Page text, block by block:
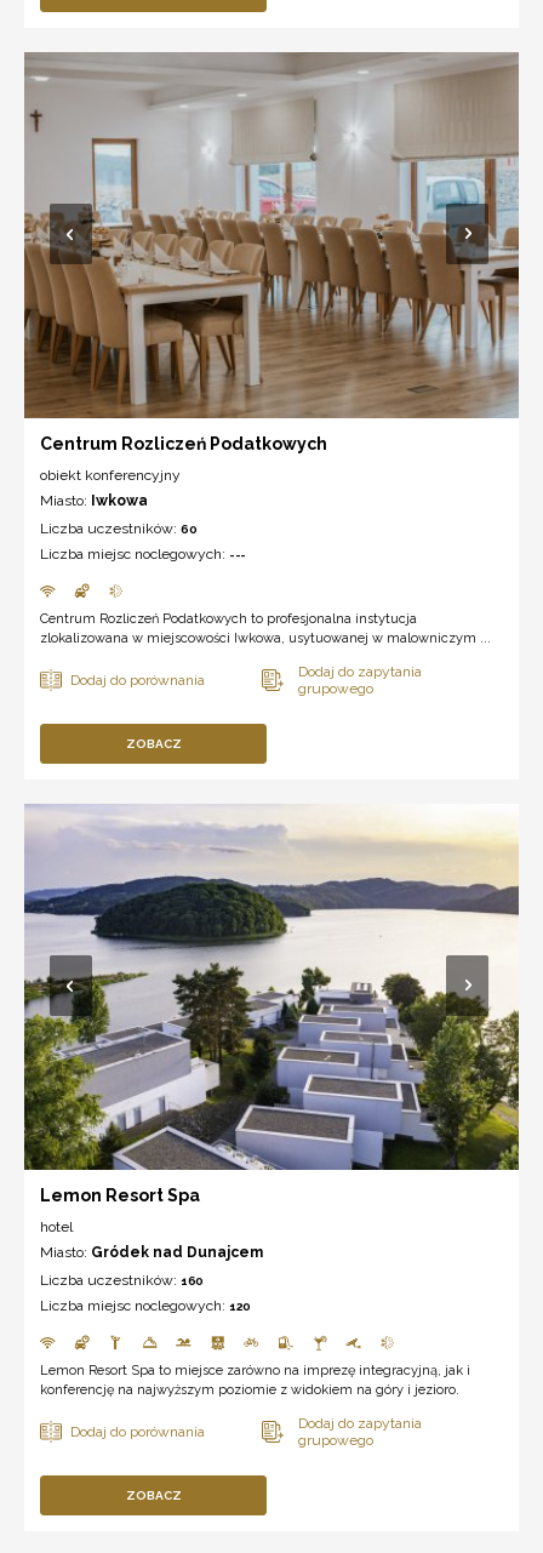
Centrum Rozliczeń Podatkowych
obiekt konferencyjny
Miasto: Iwkowa
Liczba uczestników: 60
Liczba miejsc noclegowych: ---
Centrum Rozliczeń Podatkowych to profesjonalna instytucja
zlokalizowana w miejscowości Iwkowa, usytuowanej w malowniczym ...
ZOBACZ
Lemon Resort Spa
hotel
Miasto: Gródek nad Dunajcem
Liczba uczestników: 160
Liczba miejsc noclegowych: 120
Lemon Resort Spa to miejsce zarówno na imprezę integracyjną, jak i
konferencję na najwyższym poziomie z widokiem na góry i jezioro.
ZOBACZ